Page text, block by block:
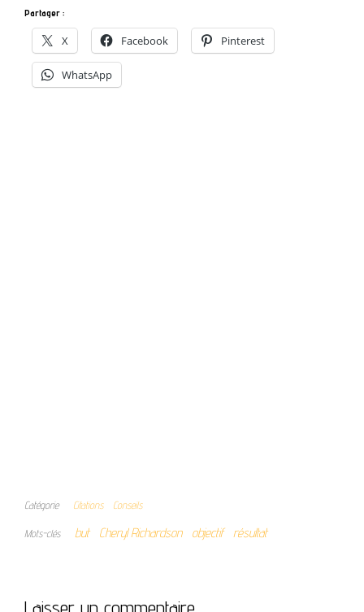
Partager :
X Facebook Pinterest
WhatsApp
Catégorie Citations Conseils
Mots-clés but Cheryl Richardson objectif résultat